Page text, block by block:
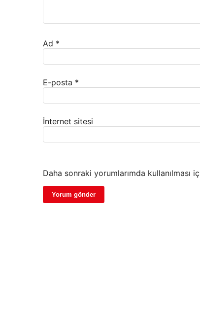
Ad *
E-posta *
İnternet sitesi
Daha sonraki yorumlarımda kullanılması